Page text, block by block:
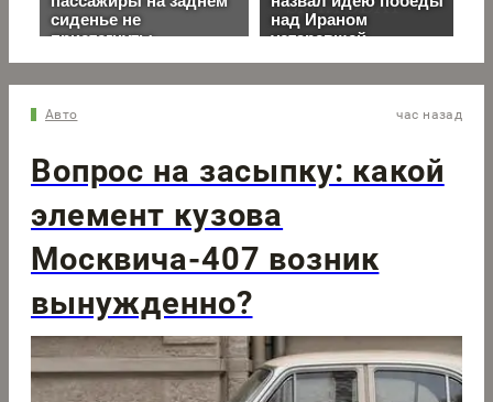
Авто час назад
Вопрос на засыпку: какой
элемент кузова
Москвича-407 возник
вынужденно?